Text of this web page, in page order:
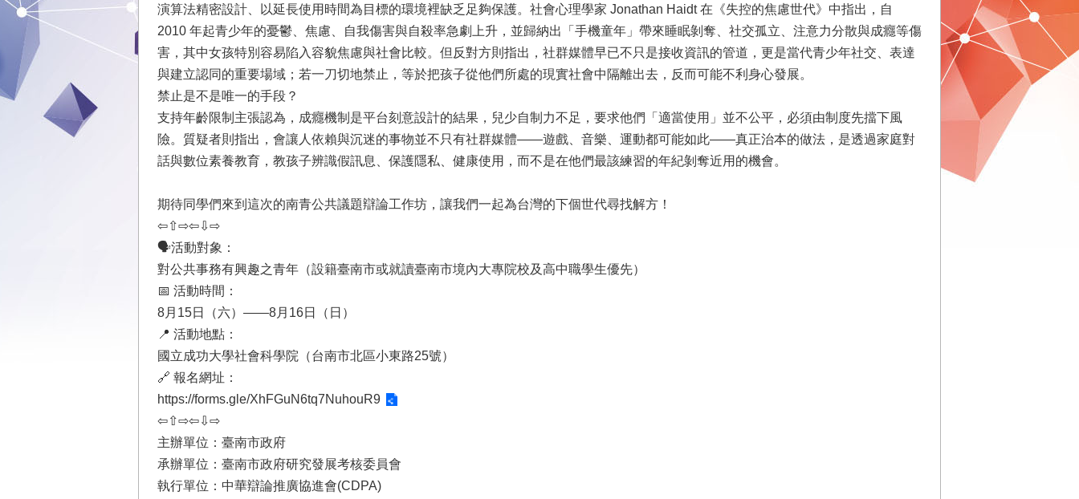
演算法精密設計、以延長使用時間為目標的環境裡缺乏足夠保護。社會心理學家 Jonathan Haidt 在《失控的焦慮世代》中指出，自
2010 年起青少年的憂鬱、焦慮、自我傷害與自殺率急劇上升，並歸納出「手機童年」帶來睡眠剝奪、社交孤立、注意力分散與成癮等傷
害，其中女孩特別容易陷入容貌焦慮與社會比較。但反對方則指出，社群媒體早已不只是接收資訊的管道，更是當代青少年社交、表達
與建立認同的重要場域；若一刀切地禁止，等於把孩子從他們所處的現實社會中隔離出去，反而可能不利身心發展。
禁止是不是唯一的手段？
支持年齡限制主張認為，成癮機制是平台刻意設計的結果，兒少自制力不足，要求他們「適當使用」並不公平，必須由制度先擋下風
險。質疑者則指出，會讓人依賴與沉迷的事物並不只有社群媒體——遊戲、音樂、運動都可能如此——真正治本的做法，是透過家庭對
話與數位素養教育，教孩子辨識假訊息、保護隱私、健康使用，而不是在他們最該練習的年紀剝奪近用的機會。
期待同學們來到這次的南青公共議題辯論工作坊，讓我們一起為台灣的下個世代尋找解方！
⇦⇧⇨⇦⇩⇨
🗣️活動對象：
對公共事務有興趣之青年（設籍臺南市或就讀臺南市境內大專院校及高中職學生優先）
📅 活動時間：
8月15日（六）——8月16日（日）
📍 活動地點：
國立成功大學社會科學院（台南市北區小東路25號）
🔗 報名網址：
https://forms.gle/XhFGuN6tq7NuhouR9
⇦⇧⇨⇦⇩⇨
主辦單位：臺南市政府
承辦單位：臺南市政府研究發展考核委員會
執行單位：中華辯論推廣協進會(CDPA)